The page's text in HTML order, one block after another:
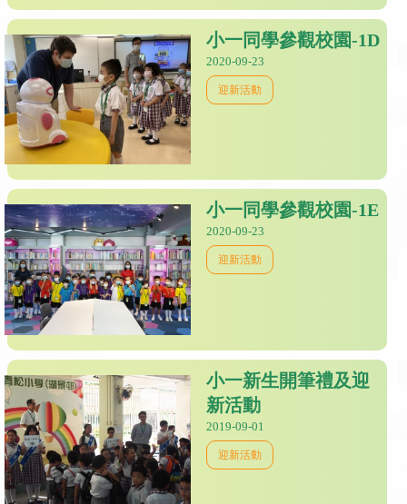
小一同學參觀校園-1D
2020-09-23
迎新活動
小一同學參觀校園-1E
2020-09-23
迎新活動
小一新生開筆禮及迎
新活動
2019-09-01
迎新活動